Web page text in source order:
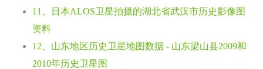
11、日本ALOS卫星拍摄的湖北省武汉市历史影像图
资料
12、山东地区历史卫星地图数据 - 山东梁山县2009和
2010年历史卫星图